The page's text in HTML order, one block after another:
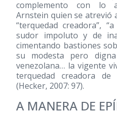
complemento con lo
Arnstein quien se atrevió
“terquedad creadora”,
sudor impoluto y de
cimentando bastiones
su modesta pero
venezolana… la vigente
terquedad creadora de
(Hecker, 2007: 97).
A MANERA DE